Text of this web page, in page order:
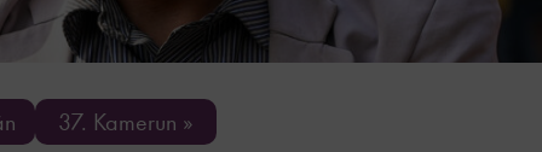
37. Kamerun »